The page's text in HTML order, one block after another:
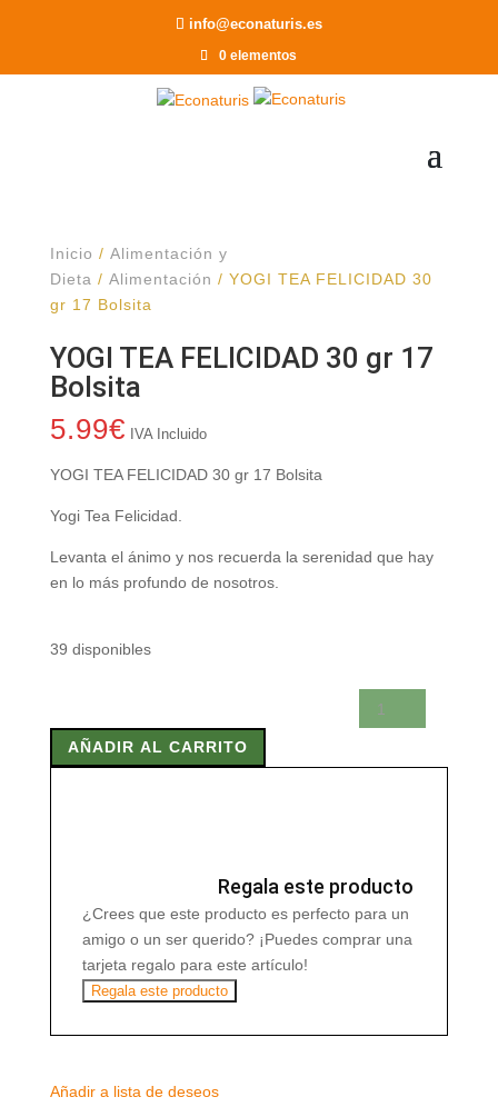
info@econaturis.es
0 elementos
Inicio / Alimentación y
Dieta / Alimentación / YOGI TEA FELICIDAD 30
gr 17 Bolsita
YOGI TEA FELICIDAD 30 gr 17
Bolsita
5.99€ IVA Incluido
YOGI TEA FELICIDAD 30 gr 17 Bolsita
Yogi Tea Felicidad.
Levanta el ánimo y nos recuerda la serenidad que hay
en lo más profundo de nosotros.
39 disponibles
TEA
FELICIDAD
AÑADIR AL CARRITO
Regala este producto
¿Crees que este producto es perfecto para un
amigo o un ser querido? ¡Puedes comprar una
tarjeta regalo para este artículo!
Regala este producto
Añadir a lista de deseos